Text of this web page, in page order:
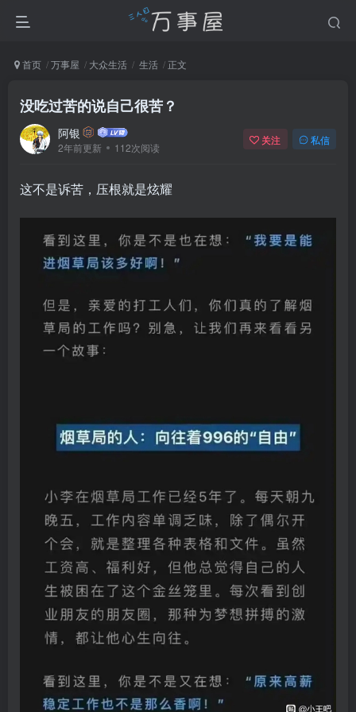
首页 万事屋 大众生活 生活 正文
没吃过苦的说自己很苦？
阿银
2年前更新 112次阅读
关注 私信
这不是诉苦，压根就是炫耀